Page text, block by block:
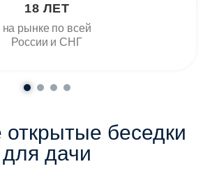
18 ЛЕТ
на рынке по всей
России и СНГ
беседки
для дачи